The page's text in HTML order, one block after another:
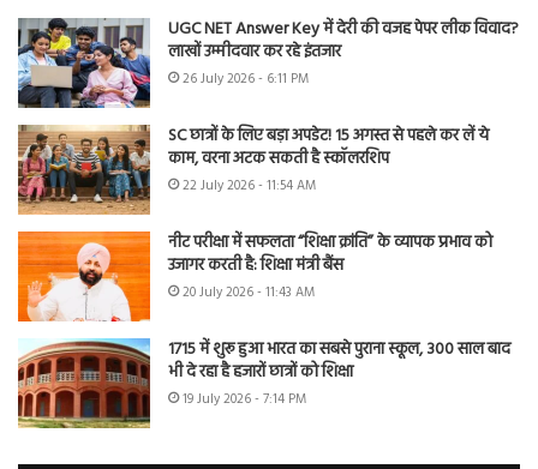
UGC NET Answer Key में देरी की वजह पेपर लीक विवाद?
लाखों उम्मीदवार कर रहे इंतजार
26 July 2026 - 6:11 PM
SC छात्रों के लिए बड़ा अपडेट! 15 अगस्त से पहले कर लें ये
काम, वरना अटक सकती है स्कॉलरशिप
22 July 2026 - 11:54 AM
नीट परीक्षा में सफलता “शिक्षा क्रांति” के व्यापक प्रभाव को
उजागर करती है: शिक्षा मंत्री बैंस
20 July 2026 - 11:43 AM
1715 में शुरू हुआ भारत का सबसे पुराना स्कूल, 300 साल बाद
भी दे रहा है हजारों छात्रों को शिक्षा
19 July 2026 - 7:14 PM